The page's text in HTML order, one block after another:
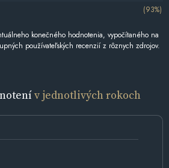
(93%)
konečného hodnotenia, vypočítaného na
používateľských recenzií z rôznych zdrojov.
v jednotlivých rokoch